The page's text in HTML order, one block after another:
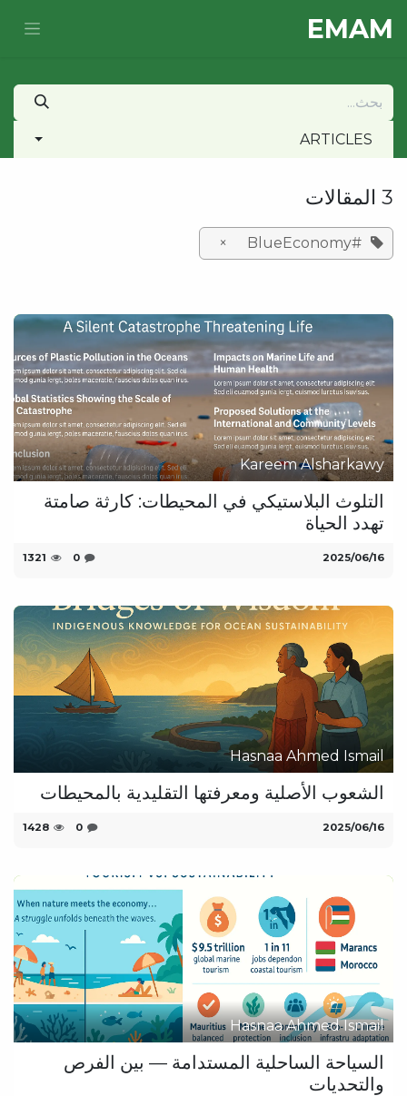
E​MAM
ARTICLES
3 المقالات
#BlueEconomy
×
Kareem Alsharkawy
التلوث البلاستيكي في المحيطات: كارثة صامتة
تهدد الحياة
16‏/06‏/2025
0
1321
Hasnaa Ahmed Ismail
الشعوب الأصلية ومعرفتها التقليدية بالمحيطات
16‏/06‏/2025
0
1428
Hasnaa Ahmed Ismail
السياحة الساحلية المستدامة — بين الفرص
والتحديات